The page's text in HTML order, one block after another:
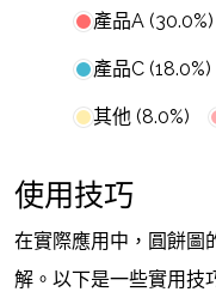
產品A (30.0%)
產品C (18.0%)
其他 (8.0%)
使用技巧
在實際應用中，圓餅圖
解。以下是一些實用技